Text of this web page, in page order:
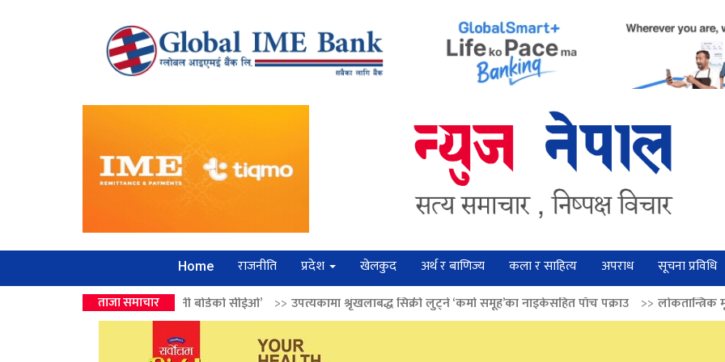
Home राजनीति प्रदेश खेलकुद अर्थ र बाणिज्य कला र साहित्य अपराध सूचना प्रविधि
ताजा समाचार
उपहार ‘लगानी बोर्डको सीईओ’ >> उपत्यकामा श्रृंखलाबद्ध सिक्री लुट्ने ‘कर्मा समूह’का नाइकेसहित पाँच पक्राउ >>लोकतान्त्रिक मूल्य सुदृढ बनाउन